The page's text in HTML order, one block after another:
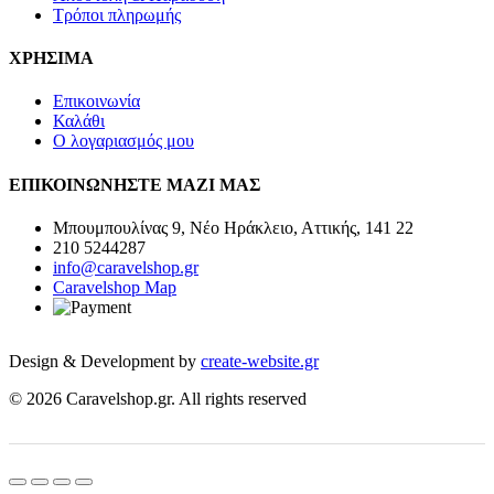
Τρόποι πληρωμής
ΧΡΗΣΙΜΑ
Επικοινωνία
Καλάθι
Ο λογαριασμός μου
ΕΠΙΚΟΙΝΩΝΗΣΤΕ ΜΑΖΙ ΜΑΣ
Μπουμπουλίνας 9, Νέο Ηράκλειο, Αττικής, 141 22
210 5244287
info@caravelshop.gr
Caravelshop Map
Design & Development by create-website.gr
© 2026 Caravelshop.gr. All rights reserved